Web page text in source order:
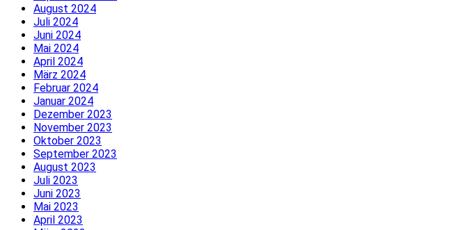
August 2024
Juli 2024
Juni 2024
Mai 2024
April 2024
März 2024
Februar 2024
Januar 2024
Dezember 2023
November 2023
Oktober 2023
September 2023
August 2023
Juli 2023
Juni 2023
Mai 2023
April 2023